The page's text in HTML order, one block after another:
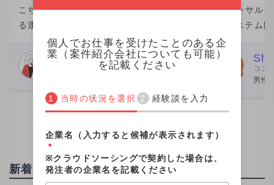
こちらの企業が他社から請け負ってい
る運用保守案件の業務を行なっていま
した。 こちらの企業の社員さん数名か
らなるチームの一員という形で、みな
さん親切でした。 こちらの社員さんと
Webデザイナー
ITコンサル
のシステム
きました。
が一番の魅
ムエンジニ
が、この案
コン
男性
新着投稿
個人でお仕事を受けたことのある企
業（案件紹介会社についても可能）
を記載ください
当時の状況を選択 経験談を入力
企業名（入力すると候補が表示されます）
*
※クラウドソーシングで契約した場合は、
発注者の企業名を記載ください